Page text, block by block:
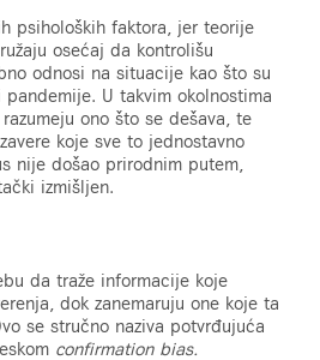
psiholoških faktora, jer teorije
osećaj da kontrolišu
odnosi na situacije kao što su
U takvim okolnostima
ono što se dešava, te
koje sve to jednostavno
nije došao prirodnim putem,
izmišljen.
da traže informacije koje
dok zanemaruju one koje ta
se stručno naziva potvrđujuća
confirmation bias.